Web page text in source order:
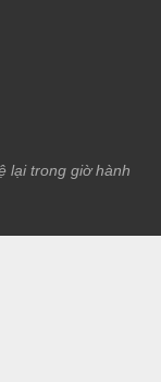
lại trong giờ hành